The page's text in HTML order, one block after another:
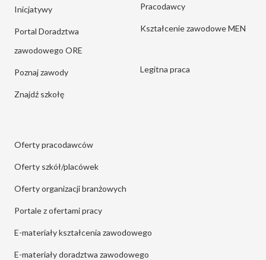
Inicjatywy
Portal Doradztwa
zawodowego ORE
Poznaj zawody
Znajdź szkołę
Pracodawcy
Kształcenie zawodowe MEN
Legitna praca
Oferty pracodawców
Oferty szkół/placówek
Oferty organizacji branżowych
Portale z ofertami pracy
E-materiały kształcenia zawodowego
E-materiały doradztwa zawodowego